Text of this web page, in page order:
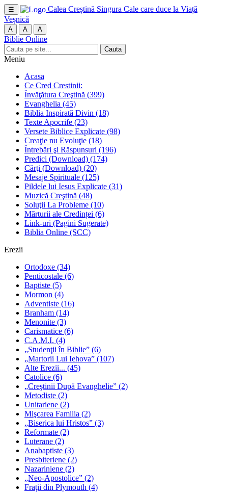
☰ Calea Creștină Singura Cale care duce la Viață
Veșnică
A A A
Biblie Online
Cauta
Meniu
Acasa
Ce Cred Crestinii:
Învăţătura Creştină (399)
Evanghelia (45)
Biblia Inspirată Divin (18)
Texte Apocrife (23)
Versete Biblice Explicate (98)
Creaţie nu Evoluţie (18)
Întrebări şi Răspunsuri (196)
Predici (Download) (174)
Cărţi (Download) (20)
Mesaje Spirituale (125)
Pildele lui Iesus Explicate (31)
Muzică Creştină (48)
Soluţii La Probleme (10)
Mărturii ale Credinței (6)
Link-uri (Pagini Sugerate)
Biblia Online (SCC)
Erezii
Ortodoxe (34)
Penticostale (6)
Baptiste (5)
Mormon (4)
Adventiste (16)
Branham (14)
Menonite (3)
Carismatice (6)
C.A.M.I. (4)
„Studenţii în Biblie” (6)
„Martorii Lui Iehova” (107)
Alte Erezii... (45)
Catolice (6)
„Creştinii După Evanghelie” (2)
Metodiste (2)
Unitariene (2)
Mişcarea Familia (2)
„Biserica lui Hristos” (3)
Reformate (2)
Luterane (2)
Anabaptiste (3)
Presbiteriene (2)
Nazariniene (2)
„Neo-Apostolice” (2)
Frații din Plymouth (4)